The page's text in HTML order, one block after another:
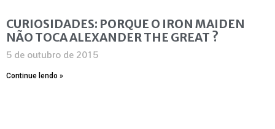
CURIOSIDADES: PORQUE O IRON MAIDEN
NÃO TOCA ALEXANDER THE GREAT ?
5 de outubro de 2015
Continue lendo »